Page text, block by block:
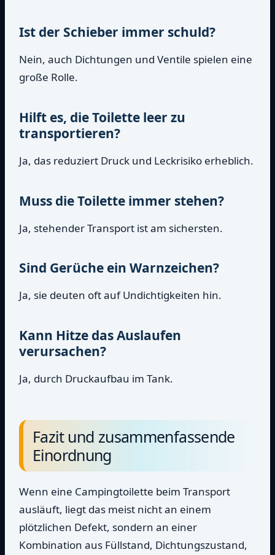
Ist der Schieber immer schuld?
Nein, auch Dichtungen und Ventile spielen eine
große Rolle.
Hilft es, die Toilette leer zu
transportieren?
Ja, das reduziert Druck und Leckrisiko erheblich.
Muss die Toilette immer stehen?
Ja, stehender Transport ist am sichersten.
Sind Gerüche ein Warnzeichen?
Ja, sie deuten oft auf Undichtigkeiten hin.
Kann Hitze das Auslaufen
verursachen?
Ja, durch Druckaufbau im Tank.
Fazit und zusammenfassende
Einordnung
Wenn eine Campingtoilette beim Transport
ausläuft, liegt das meist nicht an einem
plötzlichen Defekt, sondern an einer
Kombination aus Füllstand, Dichtungszustand,